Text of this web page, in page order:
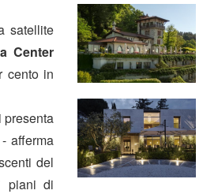
satellite
Center
cento in
presenta
afferma
del
piani di